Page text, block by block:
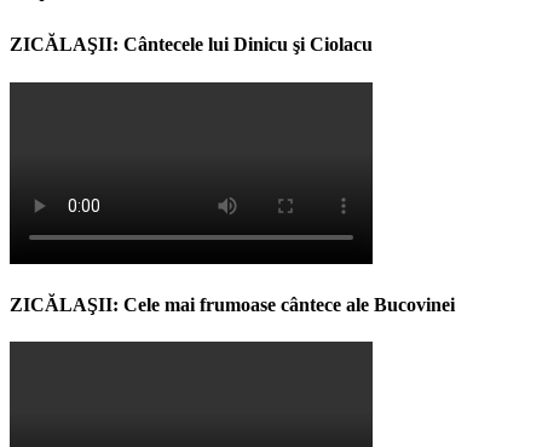
ZICĂLAŞII: Cântecele lui Dinicu şi Ciolacu
ZICĂLAŞII: Cele mai frumoase cântece ale Bucovinei